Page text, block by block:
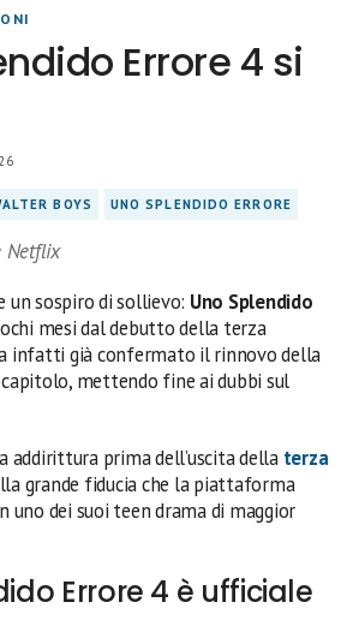
Errore 4 si
BOYS UNO SPLENDIDO ERRORE
Netflix
un sospiro di sollievo: Uno Splendido
mesi dal debutto della terza
infatti già confermato il rinnovo della
mettendo fine ai dubbi sul
addirittura prima dell’uscita della terza
grande fiducia che la piattaforma
uno dei suoi teen drama di maggior
Errore 4 è ufficiale